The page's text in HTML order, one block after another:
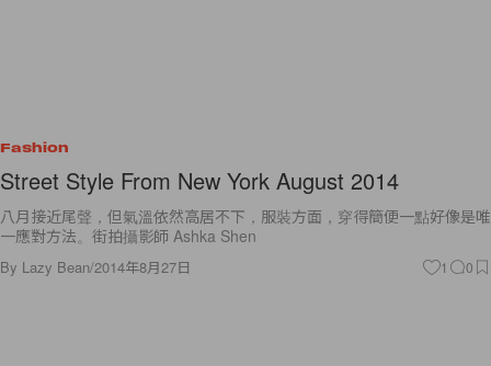
Fashion
Street Style From New York August 2014
八月接近尾聲，但氣溫依然高居不下，服裝方面，穿得簡便一點好像是唯
一應對方法。街拍攝影師 Ashka Shen
By Lazy Bean/2014年8月27日 1 0